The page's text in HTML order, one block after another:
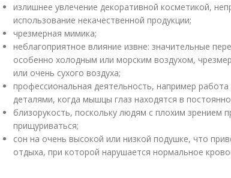
излишнее увлечение декоративной косметикой,
использование некачественной продукции;
чрезмерная мимика;
неблагоприятное влияние извне: значительные
особенно холодным или морским воздухом,
или очень сухого воздуха;
профессиональная деятельность, например
деталями, когда мышцы глаз находятся в
близорукость, поскольку людям с плохим зрением
прищуриваться;
сон на очень высокой или низкой подушке, что
отдыха, при которой нарушается нормальное